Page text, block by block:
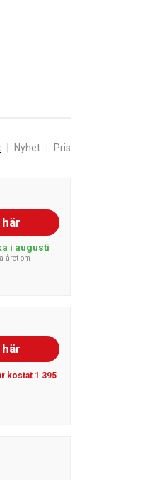
Nyhet Pris
här
i augusti
året om
här
kostat 1 395